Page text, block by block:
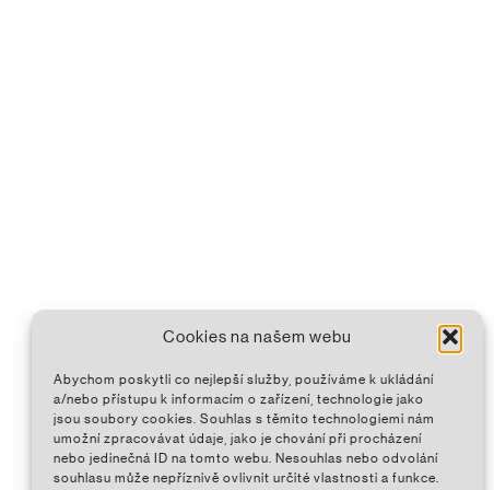
Cookies na našem webu
Abychom poskytli co nejlepší služby, používáme k ukládání
a/nebo přístupu k informacím o zařízení, technologie jako
jsou soubory cookies. Souhlas s těmito technologiemi nám
umožní zpracovávat údaje, jako je chování při procházení
nebo jedinečná ID na tomto webu. Nesouhlas nebo odvolání
souhlasu může nepříznivě ovlivnit určité vlastnosti a funkce.